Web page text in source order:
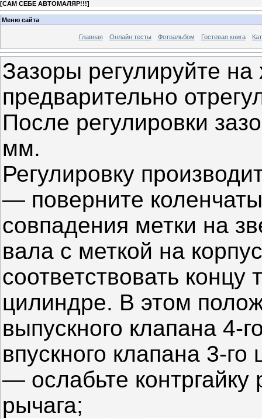
[САМ СЕБЕ АВТОМАЛЯР!!!]
Меню сайта
Главная Онлайн тесты Фотоальбом Гостевая книга
Зазоры регулируйте
предварительно
После регулировки
мм.
Регулировку
— поверните
совпадения метки на
вала с меткой на
соответствовать концу
цилиндре. В этом
выпускного клапана 4-
впускного клапана 3-
— ослабьте контргайку
рычага;